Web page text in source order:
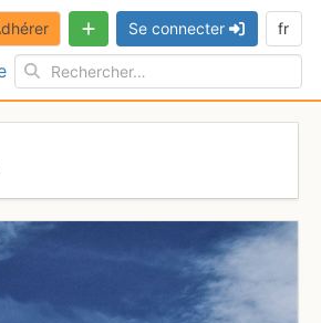
Se connecter fr